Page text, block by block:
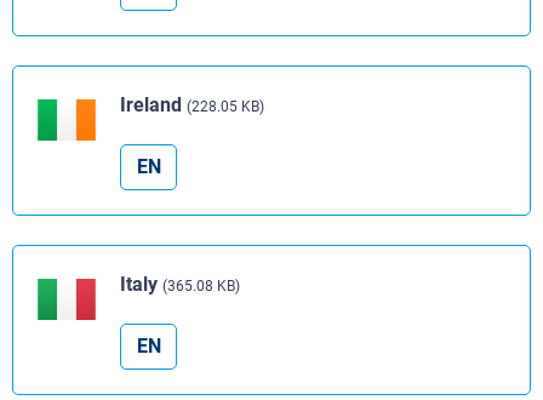
Ireland (228.05 KB)
EN
Italy (365.08 KB)
EN